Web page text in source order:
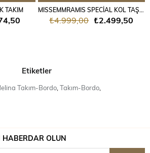
TAKIM MISSEMMRAMIS SPECİAL KOL TAŞLI TRİKO TAKIM
₺2.499,50
₺4.999,00
Etiketler
Takım-Bordo Takım-Bordo
OLUN